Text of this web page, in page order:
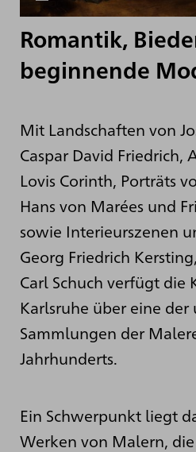
Romantik,
beginnende
Mit Landschaften von
Caspar David Friedrich,
Lovis Corinth, Porträts
Hans von Marées und
sowie Interieurszenen
Georg Friedrich
Carl Schuch verfügt die
Karlsruhe über eine
Sammlungen der
Jahrhunderts.
Ein Schwerpunkt liegt
Werken von Malern,